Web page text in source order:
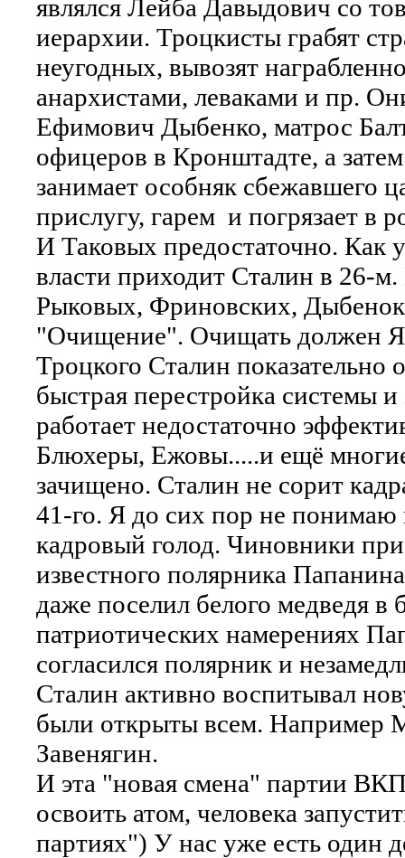
являлся Лейба Давыдович со
иерархии. Троцкисты грабят
неугодных, вывозят
анархистами, леваками и пр.
Ефимович Дыбенко, матрос
офицеров в Кронштадте, а
занимает особняк сбежавшего
прислугу, гарем и погрязает в
И Таковых предостаточно. Как
власти приходит Сталин в 26-
Рыковых, Фриновских,
"Очищение". Очищать должен
Троцкого Сталин
быстрая перестройка системы
работает недостаточно
Блюхеры, Ежовы.....и ещё
зачищено. Сталин не сорит
41-го. Я до сих пор не
кадровый голод. Чиновники
известного полярника
даже поселил белого медведя
патриотических намерениях
согласился полярник и
Сталин активно воспитывал
были открыты всем. Например
Завенягин.
И эта "новая смена" партии
освоить атом, человека
партиях") У нас уже есть один